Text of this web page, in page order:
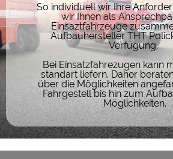
So individuell wir Ihre
wir Ihnen als
Einsaztfahrzeuge
Aufbauhersteller THT
Verfügung.
Bei Einsatzfahrezugen kann
standart liefern. Daher
über die Möglichkeiten
Fahrgestell bis hin zum
Möglichkeiten.